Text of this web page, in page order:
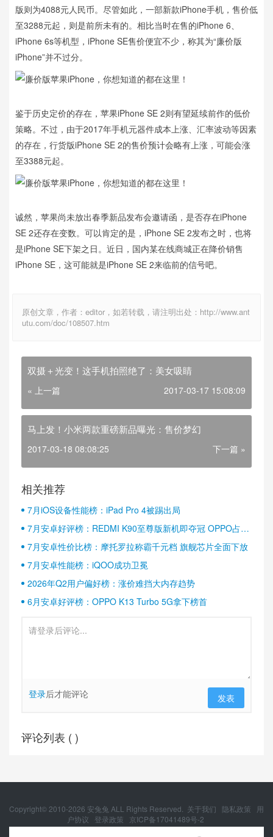
版则为4088元人民币。尽管如此，一部新款iPhone手机，售价低
至3288元起，则是前所未有的。相比当时在售的iPhone 6、
iPhone 6s等机型，iPhone SE售价便宜不少，称其为“廉价版
iPhone”并不过分。
鉴于历史定价的存在，苹果iPhone SE 2则有望延续前作的低价
策略。不过，由于2017年手机元器件成本上涨、汇率波动等因素
的存在，行货版iPhone SE 2的售价预计会略有上涨，可能会涨
至3388元起。
诚然，苹果尚未放出春季新品发布会邀请函，是否存在iPhone
SE 2还存在变数。可以肯定的是，iPhone SE 2发布之时，也将
是iPhone SE下架之日。近日，国内某在线商城正在降价销售
iPhone SE，这可能就是iPhone SE 2来临前的信号吧。
原创文章，作者：editor，如若转载，请注明出处：http://www.ant
utu.com/doc/108507.htm
双摄＋光变！这手机拍照绝了：美女吸睛
« 上一篇 2017-03-17 15:08:09
马上发！小米两款重磅新品曝光：售价梦幻
2017-03-18 08:08:25 下一篇 »
相关推荐
7月iOS设备性能榜：iPad Pro 4被踢出局
7月安卓好评榜：REDMI K90至尊版新机即夺冠 OPPO占据
半壁江山
7月安卓性价比榜：摩托罗拉称霸千元档 旗舰芯片全面下放
7月安卓性能榜：iQOO成功卫冕
2026年Q2用户偏好榜：涨价难挡大内存趋势
6月安卓好评榜：OPPO K13 Turbo 5G拿下榜首
登录后才能评论 发表
评论列表 ( )
Copyright© 2010-2026 安兔兔 ALL Rights Reserved. 关于我们 隐私政策
用
户协议
登录政策
京ICP备17041489号-2